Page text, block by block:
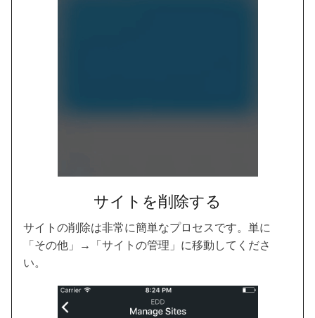
サイトを削除する
サイトの削除は非常に簡単なプロセスです。単に
「その他」→「サイトの管理」に移動してくださ
い。